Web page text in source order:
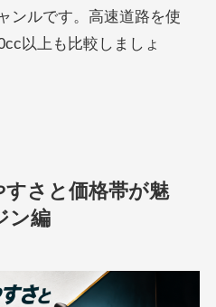
ンルです。高速道路を使
以上も比較しましょ
さと価格帯が魅
ン編